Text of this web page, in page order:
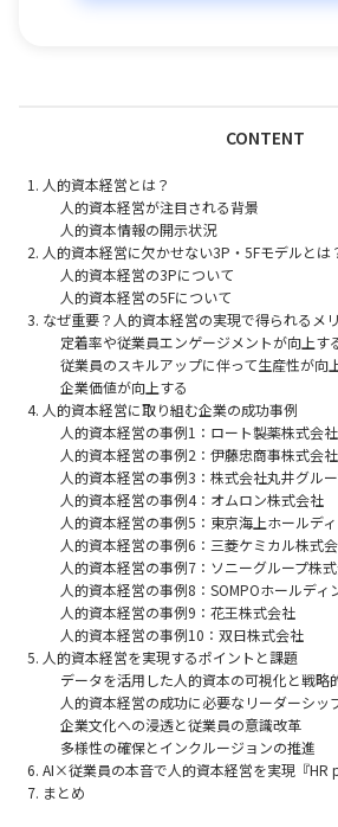
CONTENT
人的資本経営とは？
人的資本経営が注目される背景
人的資本情報の開示状況
人的資本経営に欠かせない3P・5Fモデルとは
人的資本経営の3Pについて
人的資本経営の5Fについて
なぜ重要？人的資本経営の実現で得られるメ
定着率や従業員エンゲージメントが向上す
従業員のスキルアップに伴って生産性が向
企業価値が向上する
人的資本経営に取り組む企業の成功事例
人的資本経営の事例1：ロート製薬株式会社
人的資本経営の事例2：伊藤忠商事株式会社
人的資本経営の事例3：株式会社丸井グル
人的資本経営の事例4：オムロン株式会社
人的資本経営の事例5：東京海上ホールデ
人的資本経営の事例6：三菱ケミカル株式
人的資本経営の事例7：ソニーグループ株
人的資本経営の事例8：SOMPOホールディ
人的資本経営の事例9：花王株式会社
人的資本経営の事例10：双日株式会社
人的資本経営を実現するポイントと課題
データを活用した人的資本の可視化と戦略
人的資本経営の成功に必要なリーダーシッ
企業文化への浸透と従業員の意識改革
多様性の確保とインクルージョンの推進
AI×従業員の本音で人的資本経営を実現『HR
まとめ